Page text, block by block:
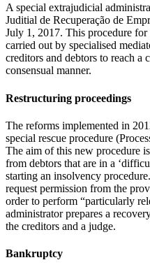
A special extrajudicial
Juditial de Recuperação de
July 1, 2017. This procedure
carried out by specialised
creditors and debtors to reach a
consensual manner.
Restructuring proceedings
The reforms implemented in
special rescue procedure
The aim of this new procedure
from debtors that are in a
starting an insolvency
request permission from the
order to perform “particularly
administrator prepares a
the creditors and a judge.
Bankruptcy